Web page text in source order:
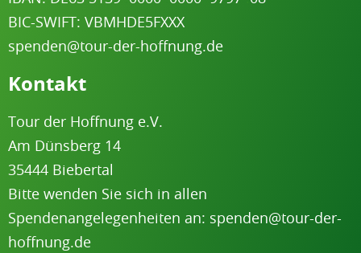
BIC-SWIFT: VBMHDE5FXXX
spenden@tour-der-hoffnung.de
Kontakt
Tour der Hoffnung e.V.
Am Dünsberg 14
35444 Biebertal
Bitte wenden Sie sich in allen
Spendenangelegenheiten an: spenden@tour-der-
hoffnung.de